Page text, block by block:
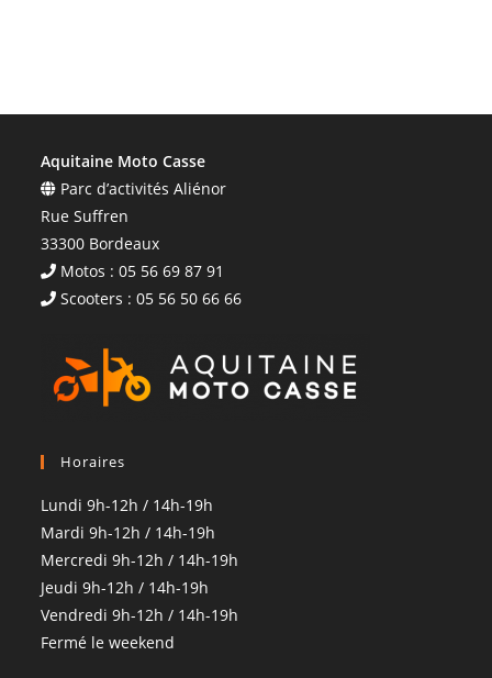
Aquitaine Moto Casse
Parc d’activités Aliénor
Rue Suffren
33300 Bordeaux
Motos : 05 56 69 87 91
Scooters : 05 56 50 66 66
Horaires
Lundi 9h-12h / 14h-19h
Mardi 9h-12h / 14h-19h
Mercredi 9h-12h / 14h-19h
Jeudi 9h-12h / 14h-19h
Vendredi 9h-12h / 14h-19h
Fermé le weekend